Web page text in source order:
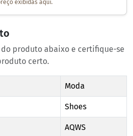
exibidas aqui.
do produto abaixo e certifique-se
certo.
Moda
Shoes
AQWS